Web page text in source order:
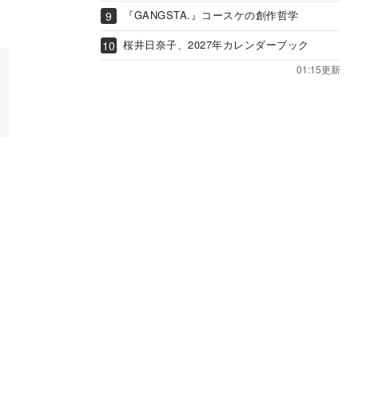
『GANGSTA.』コースケの創作哲学
桜井日奈子、2027年カレンダーブック
01:15更新